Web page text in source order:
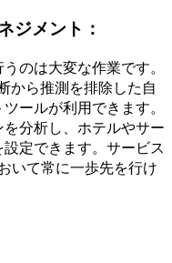
ジメント：
のは大変な作業です。
から推測を排除した自
ールが利用できます。
分析し、ホテルやサー
定できます。サービス
いて常に一歩先を行け